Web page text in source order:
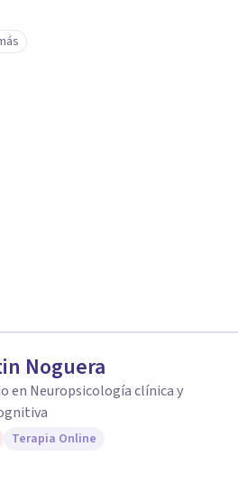
Noguera
en Neuropsicología clínica y
Terapia Online